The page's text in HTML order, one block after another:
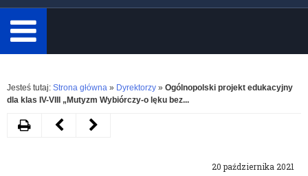
minimum
3
znaki.
Rozwiń
Jesteś tutaj: Strona główna » Dyrektorzy » Ogólnopolski projekt edukacyjny
dla klas IV-VIII „Mutyzm Wybiórczy-o lęku bez...
20 października 2021
DrukujNastępnyPoprzedni